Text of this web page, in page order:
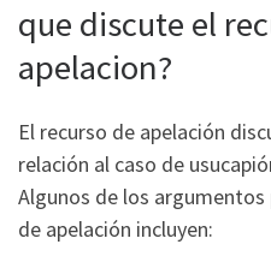
que discute el
apelacion?
El recurso de apelación
relación al caso de
Algunos de los
de apelación incluyen: